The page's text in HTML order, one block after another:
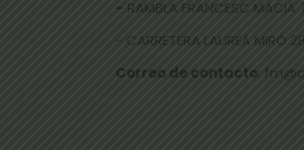
- RAMBLA FRANCESC MACIÀ
- CARRETERA LAUREÀ MIRÓ
Correo de contacto: